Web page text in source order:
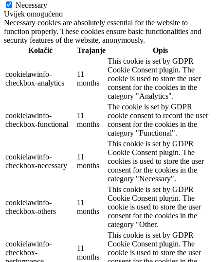
Necessary
Uvijek omogućeno
Necessary cookies are absolutely essential for the website to
function properly. These cookies ensure basic functionalities and
security features of the website, anonymously.
Kolačić
Trajanje Opis
cookielawinfo-
checkbox-analytics
11
months
This cookie is set by GDPR
Cookie Consent plugin. The
cookie is used to store the user
consent for the cookies in the
category "Analytics".
cookielawinfo-
checkbox-functional
11
months
The cookie is set by GDPR
cookie consent to record the user
consent for the cookies in the
category "Functional".
cookielawinfo-
checkbox-necessary
11
months
This cookie is set by GDPR
Cookie Consent plugin. The
cookies is used to store the user
consent for the cookies in the
category "Necessary".
cookielawinfo-
checkbox-others
11
months
This cookie is set by GDPR
Cookie Consent plugin. The
cookie is used to store the user
consent for the cookies in the
category "Other.
cookielawinfo-
checkbox-
11
months
This cookie is set by GDPR
Cookie Consent plugin. The
cookie is used to store the user